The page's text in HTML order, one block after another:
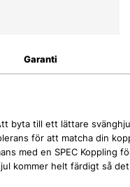
byta till ett lättare
för att matcha din
med en SPEC Koppling
kommer helt färdigt så
Garanti